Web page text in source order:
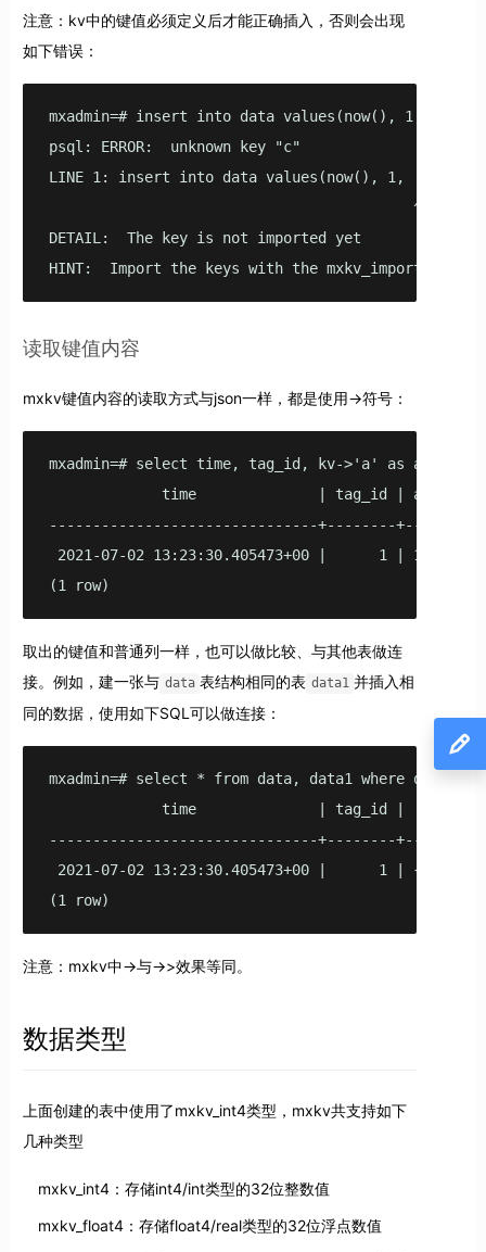
注意：kv中的键值必须定义后才能正确插入，否则会出现
如下错误：
mxadmin=# insert into data values(now(), 1,
psql: ERROR:  unknown key "c"
LINE 1: insert into data values(now(), 1,
                                          ^
DETAIL:  The key is not imported yet
HINT:  Import the keys with the
读取键值内容
mxkv键值内容的读取方式与json一样，都是使用->符号：
mxadmin=# select time, tag_id, kv->'a' as a, kv-
             time              | tag_id | a | b
-------------------------------+--------+---+---
2021-07-02 13:23:30.405473+00 |      1 | 1 | 2
(1 row)
取出的键值和普通列一样，也可以做比较、与其他表做连
接。例如，建一张与 data 表结构相同的表 data1 并插入相
同的数据，使用如下SQL可以做连接：
mxadmin=# select * from data, data1 where
time              | tag_id |
-------------------------------+--------
2021-07-02 13:23:30.405473+00 |      1 | {"a":
(1 row)
注意：mxkv中->与->>效果等同。
数据类型
上面创建的表中使用了mxkv_int4类型，mxkv共支持如下
几种类型
mxkv_int4：存储int4/int类型的32位整数值
mxkv_float4：存储float4/real类型的32位浮点数值